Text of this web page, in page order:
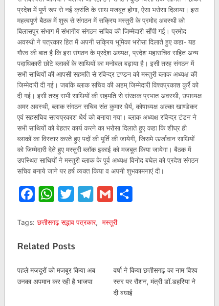
प्रदेश में पूर्ण रूप से नई क्रांति के साथ मजबूत होगा, ऐसा भरोसा दिलाया। इस
महत्वपूर्ण बैठक में शुरू से संगठन में सक्रिय मस्तुरी के प्रमोद अवस्थी को
बिलासपुर संभाग में संभागीय संगठन सचिव की जिम्मेदारी सौंपी गई। प्रमोद
अवस्थी ने पत्रकार हित में अपनी सक्रिय भूमिका भरोसा दिलाते हुए कहा- यह
गौरव की बात है कि इस संगठन के प्रदेश अध्यक्ष, प्रदेश महासचिव सहित अन्य
पदाधिकारी छोटे ब्लाकों के साथियों का मनोबल बढ़ाया है। इसी तरह संगठन में
सभी साथियों की आपसी सहमति से रविन्द्र टण्डन को मस्तुरी ब्लाक अध्यक्ष की
जिम्मेदारी दी गई। जबकि ब्लाक सचिव की अहम् जिम्मेदारी विश्वप्रकाश कुर्रे को
दी गई। इसी तरह सभी साथियों की सहमति से संरक्षक प्रभात अवस्थी, उपाध्यक्ष
अमर अवस्थी, ब्लाक संगठन सचिव संत कुमार धैर्य, कोषाध्यक्ष अल्का खाण्डेकर
एवं सहसचिव सत्यप्रकाश धैर्य को बनाया गया। ब्लाक अध्यक्ष रविन्द्र टंडन ने
सभी साथियों को बेहतर कार्य करने का भरोसा दिलाते हुए कहा कि शीघ्र ही
ब्लाकों का विस्तार करते हुए पदों की पूर्ति की जायेगी, जिसमे ऊर्जावान साथियों
को जिम्मेदारी देते हुए मस्तुरी ब्लॉक इकाई को मजबूत किया जायेगा। बैठक में
उपस्थित साथियों ने मस्तुरी ब्लाक के पूर्व अध्यक्ष विनोद बघेल को प्रदेश संगठन
सचिव बनाये जाने पर हर्ष व्यक्त किया व अपनी शुभकामनाएं दी।
Facebook
WhatsApp
Twitter
Telegram
GmailShare
Tags: छत्तीसगढ़ सद्भाव पत्रकार, मस्तूरी
Related Posts
पहले मजदूरों को मजबूर किया अब
उनका अपमान कर रही है भाजपा
वर्षा ने किया छत्तीसगढ़ का नाम विश्व
स्तर पर रौशन, मंत्री डॉ.डहरिया ने
दी बधाई